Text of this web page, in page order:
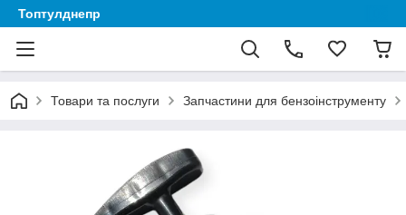
Топтулднепр
Товари та послуги Запчастини для бензоінструменту